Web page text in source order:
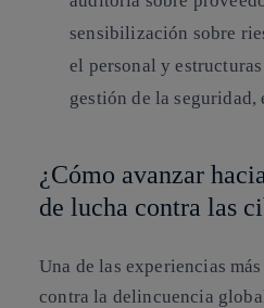
sensibilización sobre
el personal y
gestión de la seguridad,
¿Cómo avanzar
de lucha contra las
Una de las experiencias
contra la delincuencia